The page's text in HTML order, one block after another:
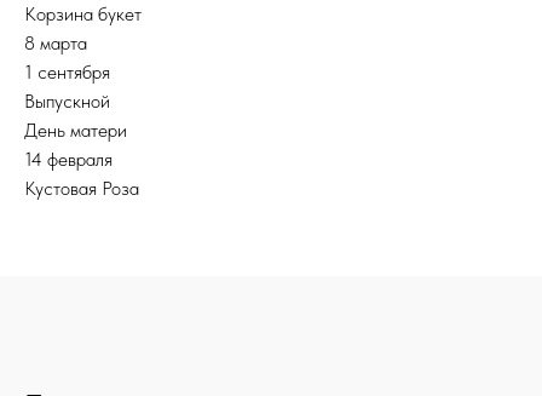
Корзина букет
8 марта
1 сентября
Выпускной
День матери
14 февраля
Кустовая Роза